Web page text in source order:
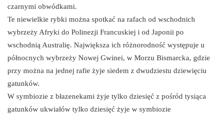
czarnymi obwódkami.
Te niewielkie rybki można spotkać na rafach od wschodnich
wybrzeży Afryki do Polinezji Francuskiej i od Japonii po
wschodnią Australię. Największa ich różnorodność występuje u
północnych wybrzeży Nowej Gwinei, w Morzu Bismarcka, gdzie
przy można na jednej rafie żyje siedem z dwudziestu dziewięciu
gatunków.
W symbiozie z błazenekami żyje tylko dziesięć z pośród tysiąca
gatunków ukwiałów tylko dziesięć żyje w symbiozie